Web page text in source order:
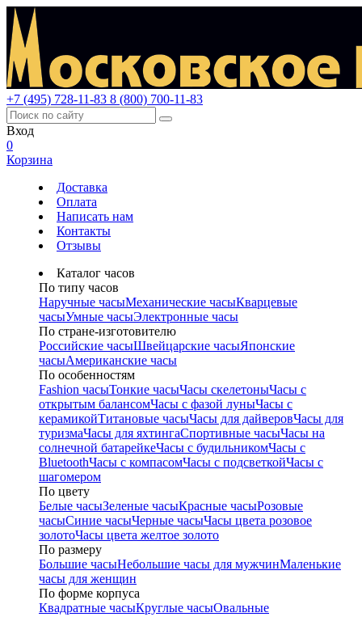
+7 (495) 728-11-83 8 (800) 700-11-83
Вход
0
Корзина
Доставка
Оплата
Написать нам
Контакты
Отзывы
Каталог часов
По типу часов
Наручные часыМеханические часыКварцевые
часыУмные часыЭлектронные часы
По стране-изготовителю
Российские часыШвейцарские часыЯпонские
часыАмериканские часы
По особенностям
Fashion часыТонкие часыЧасы скелетоныЧасы с
открытым балансомЧасы с фазой луныЧасы с
керамикойТитановые часыЧасы для дайверовЧасы для
туризмаЧасы для яхтингаСпортивные часыЧасы на
солнечной батарейкеЧасы с будильникомЧасы с
BluetoothЧасы с компасомЧасы с подсветкойЧасы с
шагомером
По цвету
Белые часыЗеленые часыКрасные часыРозовые
часыСиние часыЧерные часыЧасы цвета розовое
золотоЧасы цвета желтое золото
По размеру
Большие часыНебольшие часы для мужчинМаленькие
часы для женщин
По форме корпуса
Квадратные часыКруглые часыОвальные